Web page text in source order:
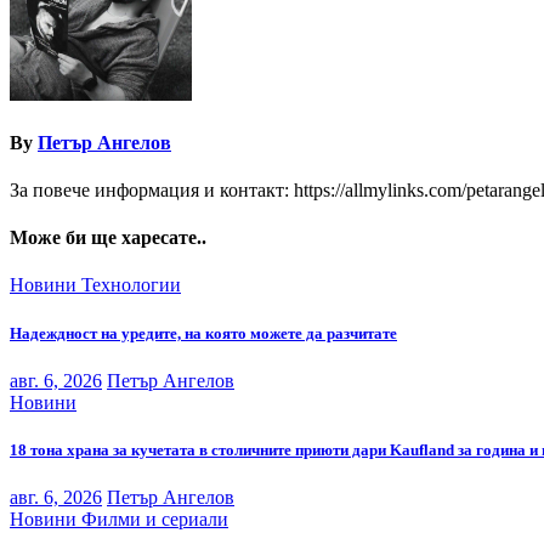
By Петър Ангелов
За повече информация и контакт: https://allmylinks.com/
Може би ще харесате..
Новини Технологии
Надеждност на уредите, на която можете да разчитате
авг. 6, 2026 Петър Ангелов
Новини
18 тона храна за кучетата в столичните приюти дари Kaufland за година и
авг. 6, 2026 Петър Ангелов
Новини Филми и сериали